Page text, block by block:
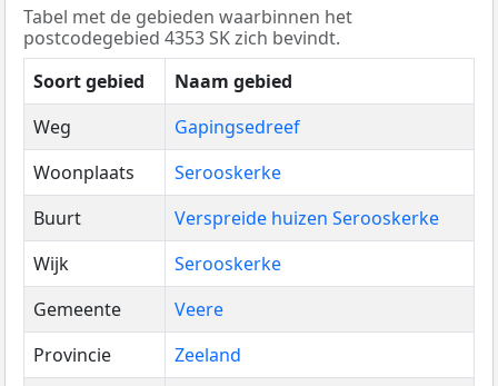
Tabel met de gebieden waarbinnen het
postcodegebied 4353 SK zich bevindt.
Soort gebied
Naam gebied
Weg
Gapingsedreef
Woonplaats
Serooskerke
Buurt
Verspreide huizen Serooskerke
Wijk
Serooskerke
Gemeente
Veere
Provincie
Zeeland